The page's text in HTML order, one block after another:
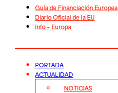
Guía de Financiación Europea
Diario Oficial de la EU
Info – Europa
PORTADA
ACTUALIDAD
NOTICIAS